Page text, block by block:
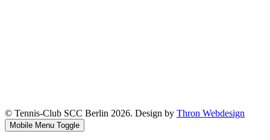
© Tennis-Club SCC Berlin 2026. Design by Thron Webdesign
Mobile Menu Toggle